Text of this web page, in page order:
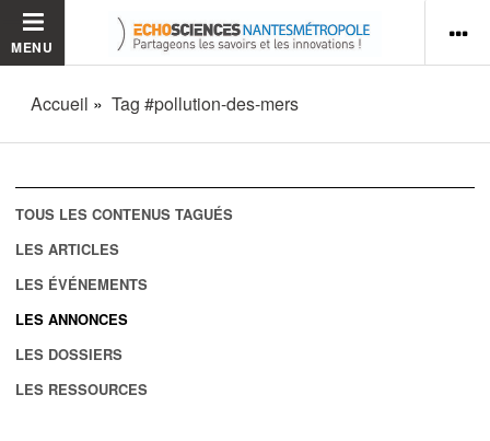
MENU
Accueil Tag #pollution-des-mers
TOUS LES CONTENUS TAGUÉS
LES ARTICLES
LES ÉVÉNEMENTS
LES ANNONCES
LES DOSSIERS
LES RESSOURCES